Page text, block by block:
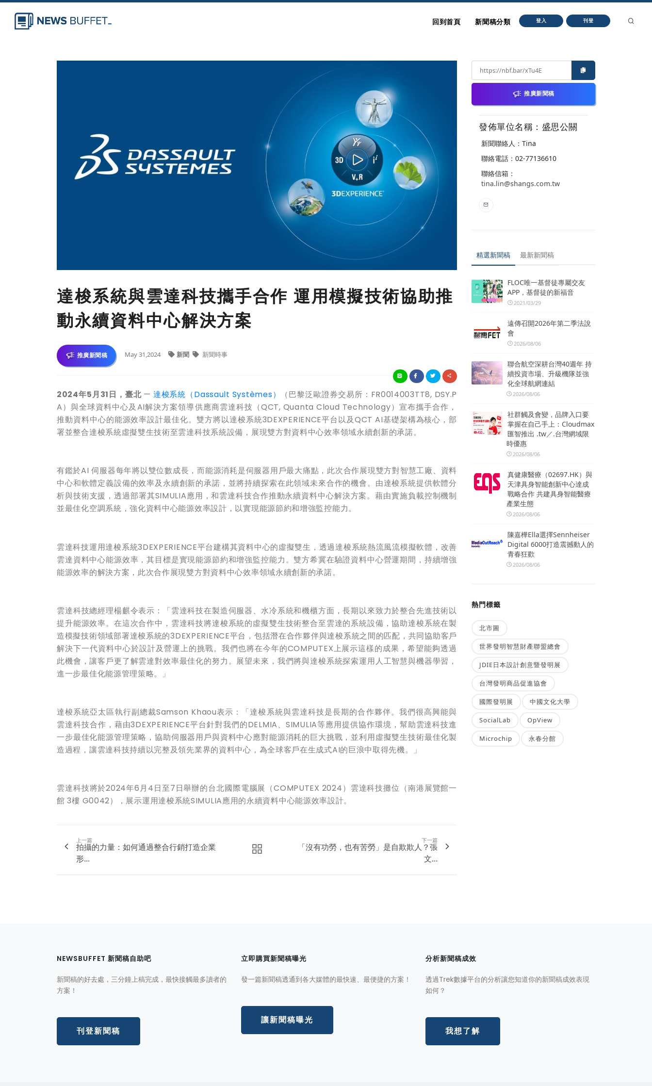
回到首頁 新聞稿分類 登入 刊登
達梭系統與雲達科技攜手合作 運用模擬技術協助推
動永續資料中心解決方案
推廣新聞稿 May 31,2024 新聞 新聞時事
2024年5月 31日，臺北 — 達梭系統（Dassault Systèmes） （巴黎泛歐證券交易所： FR0014003TT8, DSY.P
A）與全球資料中心及AI解決方案領導供應商雲達科技（QCT, Quanta Cloud Technology）宣布攜手合作，
推動資料中心的能源效率設計最佳化。雙方將以達梭系統3DEXPERIENCE平台以及QCT AI基礎架構為核心，部
署並整合達梭系統虛擬雙生技術至雲達科技系統設備，展現雙方對資料中心效率領域永續創新的承諾。
有鑑於AI伺服器每年將以雙位數成長，而能源消耗是伺服器用戶最大痛點，此次合作展現雙方對智慧工廠、資料
中心和軟體定義設備的效率及永續創新的承諾，並將持續探索在此領域未來合作的機會。由達梭系統提供軟體分
析與技術支援，透過部署其SIMULIA應用，和雲達科技合作推動永續資料中心解決方案。藉由實施負載控制機制
並最佳化空調系統，強化資料中心能源效率設計，以實現能源節約和增強監控能力。
雲達科技運用達梭系統3DEXPERIENCE平台建構其資料中心的虛擬雙生，透過達梭系統熱流風流模擬軟體，改善
雲達資料中心能源效率，其目標是實現能源節約和增強監控能力。雙方希冀在驗證資料中心營運期間，持續增強
能源效率的解決方案，此次合作展現雙方對資料中心效率領域永續創新的承諾。
雲達科技總經理楊麒令表示：「雲達科技在製造伺服器、水冷系統和機櫃方面，長期以來致力於整合先進技術以
提升能源效率。在這次合作中，雲達科技將達梭系統的虛擬雙生技術整合至雲達的系統設備，協助達梭系統在製
造模擬技術領域部署達梭系統的3DEXPERIENCE平台，包括潛在合作夥伴與達梭系統之間的匹配，共同協助客戶
解決下一代資料中心於設計及營運上的挑戰。我們也將在今年的COMPUTEX上展示這樣的成果，希望能夠透過
此機會，讓客戶更了解雲達對效率最佳化的努力。展望未來，我們將與達梭系統探索運用人工智慧與機器學習，
進一步最佳化能源管理策略。」
達梭系統亞太區執行副總裁Samson Khaou表示：「達梭系統與雲達科技是長期的合作夥伴。我們很高興能與
雲達科技合作，藉由3DEXPERIENCE平台針對我們的DELMIA、SIMULIA等應用提供協作環境，幫助雲達科技進
一步最佳化能源管理策略，協助伺服器用戶與資料中心應對能源消耗的巨大挑戰，並利用虛擬雙生技術最佳化製
造過程，讓雲達科技持續以完整及領先業界的資料中心，為全球客戶在生成式AI的巨浪中取得先機。」
雲達科技將於2024年6月 4日至7日舉辦的台北國際電腦展（COMPUTEX 2024）雲達科技攤位（南港展覽館一
館 3樓 G0042），展示運用達梭系統SIMULIA應用的永續資料中心能源效率設計。
上一篇
拍攝的力量：如何通過整合行銷打造企業
形...
下一篇
「沒有功勞，也有苦勞」是自欺欺人？張
文...
推廣新聞稿
發佈單位名稱：盛思公關
新聞聯絡人：Tina
聯絡電話：02-77136610
聯絡信箱：
tina.lin@shangs.com.tw
精選新聞稿 最新新聞稿
FLOC唯一基督徒專屬交友
APP，基督徒的新福音
2021/03/29
遠傳召開2026年第二季法說
會
2026/08/06
聯合航空深耕台灣40週年 持
續投資市場、升級機隊並強
化全球航網連結
2026/08/06
社群觸及會變，品牌入口要
掌握在自己手上：Cloudmax
匯智推出 .tw／.台灣網域限
時優惠
2026/08/06
真健康醫療（02697.HK）與
天津具身智能創新中心達成
戰略合作 共建具身智能醫療
產業生態
2026/08/06
陳嘉樺Ella選擇Sennheiser
Digital 6000打造震撼動人的
青春狂歡
2026/08/06
熱門標籤
北市圖
世界發明智慧財產聯盟總會
JDIE日本設計創意暨發明展
台灣發明商品促進協會
國際發明展 中國文化大學
SocialLab OpView
Microchip 永春分館
NEWSBUFFET 新聞稿自助吧
新聞稿的好去處，三分鐘上稿完成，最快接觸最多讀者的
方案！
刊登新聞稿
立即購買新聞稿曝光
發一篇新聞稿透通到各大媒體的最快速、最便捷的方案！
讓新聞稿曝光
分析新聞稿成效
透過Trek數據平台的分析讓您知道你的新聞稿成效表現
如何？
我想了解